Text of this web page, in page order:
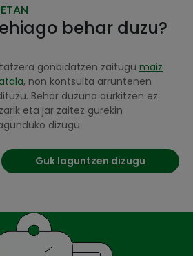
behar duzu?
gonbidatzen zaitugu maiz
, non kontsulta arruntenen
Behar duzuna aurkitzen ez
eta jar zaitez gurekin
dizugu.
Guk laguntzen dizugu